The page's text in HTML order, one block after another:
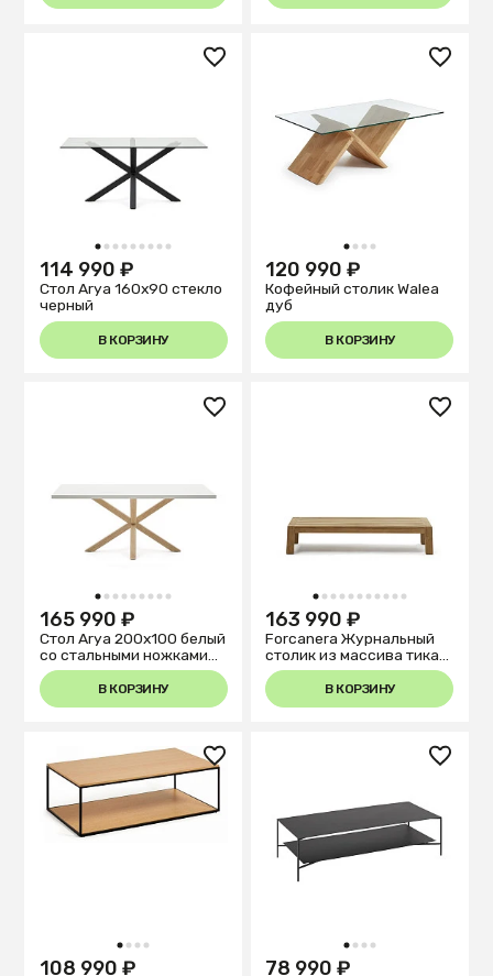
1 2 3 4 5 6 7 8 9
114 990 ₽
Стол Arya 160x90 стекло
черный
В КОРЗИНУ
1 2 3 4
120 990 ₽
Кофейный столик Walea
дуб
В КОРЗИНУ
1 2 3 4 5 6 7 8 9
165 990 ₽
Стол Arya 200x100 белый
со стальными ножками
под дерево
В КОРЗИНУ
1 2 3 4 5 6 7 8 9 1011
163 990 ₽
Forcanera Журнальный
столик из массива тика
150 x 71 см
В КОРЗИНУ
1 2 3 4
108 990 ₽
1 2 3 4
78 990 ₽